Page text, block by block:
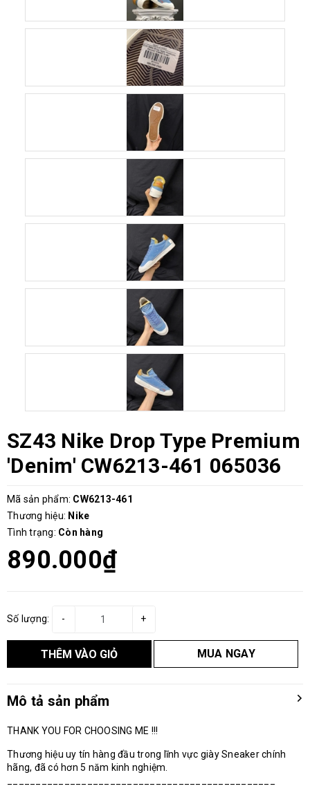
SZ43 Nike Drop Type Premium
'Denim' CW6213-461 065036
Mã sản phẩm: CW6213-461
Thương hiệu: Nike
Tình trạng: Còn hàng
890.000₫
Số lượng: +
-
THÊM VÀO GIỎ MUA NGAY
Mô tả sản phẩm
THANK YOU FOR CHOOSING ME !!!
Thương hiệu uy tín hàng đầu trong lĩnh vực giày Sneaker chính
hãng, đã có hơn 5 năm kinh nghiệm.